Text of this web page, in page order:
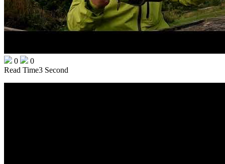
0
0
Read Time3 Second